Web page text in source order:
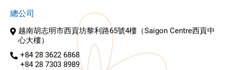
總公司
越南胡志明市西貢坊黎利路65號4樓（Saigon Centre西貢中
心大樓）
+84 28 3622 6868
+84 28 7303 8989